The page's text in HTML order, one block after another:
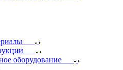
оборудование